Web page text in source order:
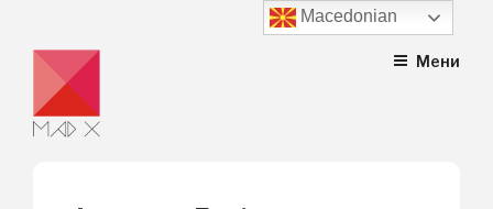
content
Мени
Macedonian